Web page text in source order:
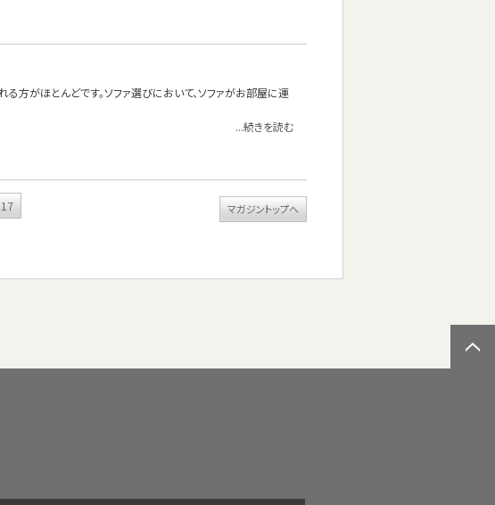
る方がほとんどです。ソファ選びにおいて、ソファがお部屋に運
...続きを読む
17
マガジントップへ